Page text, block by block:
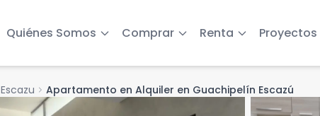
Quiénes Somos Comprar Renta Proyectos
Escazu chevron_right Apartamento en Alquiler en Guachipelín Escazú